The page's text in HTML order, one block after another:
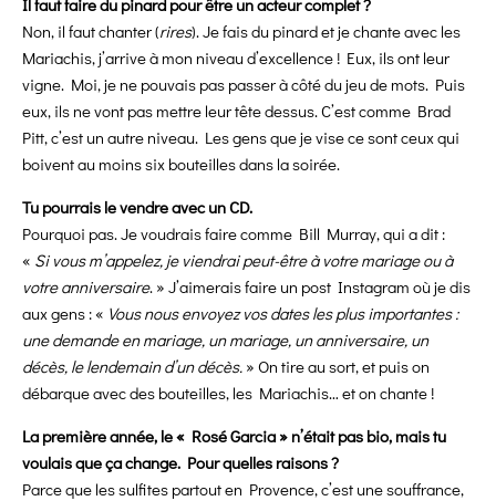
Non, il faut chanter (rires). Je fais du pinard et je chante avec les
Mariachis, j’arrive à mon niveau d’excellence ! Eux, ils ont leur
vigne. Moi, je ne pouvais pas passer à côté du jeu de mots. Puis
eux, ils ne vont pas mettre leur tête dessus. C’est comme Brad
Pitt, c’est un autre niveau. Les gens que je vise ce sont ceux qui
boivent au moins six bouteilles dans la soirée.
Tu pourrais le vendre avec un CD.
Pourquoi pas. Je voudrais faire comme Bill Murray, qui a dit :
« Si vous m’appelez, je viendrai peut-être à votre mariage ou à
votre anniversaire. » J’aimerais faire un post Instagram où je dis
aux gens : « Vous nous envoyez vos dates les plus importantes :
une demande en mariage, un mariage, un anniversaire, un
décès, le lendemain d’un décès. » On tire au sort, et puis on
débarque avec des bouteilles, les Mariachis… et on chante !
La première année, le « Rosé Garcia » n’était pas bio, mais tu
voulais que ça change. Pour quelles raisons ?
Parce que les sulfites partout en Provence, c’est une souffrance,